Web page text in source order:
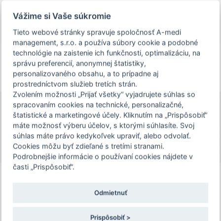
Prezeráte si stránku archivovaného a už
uskutočneného podujatia.
person_off
Toggle
navigation
Podujatie IV. MARTINSKÝ ENDOSKOP je
určené len pre zdravotníckych
pracovníkov. Pre pokračovanie na stránku
podujatia, potvrďte prosím, že ste
zdravotníckym pracovníkom, alebo zvoľte
možnosť "Nepokračovať na stránku
podujatia".
Potvrdzujem a chcem pokračovať
IV. MARTINSKÝ ENDOSKOP
23. – 24. 10. 2025 | Hotel Victoria
Vážime si Vaše súkromie
Tieto webové stránky spravuje spoločnosť A-medi
management, s.r.o. a používa súbory cookie a podobné
technológie na zaistenie ich funkčnosti, optimalizáciu, na
správu preferencií, anonymnej štatistiky,
personalizovaného obsahu, a to prípadne aj
prostredníctvom služieb tretích strán.
Zvolením možnosti „Prijať všetky“ vyjadrujete súhlas so
spracovaním cookies na technické, personalizačné,
štatistické a marketingové účely. Kliknutím na „Prispôsobiť“
máte možnosť výberu účelov, s ktorými súhlasíte. Svoj
súhlas máte právo kedykoľvek upraviť, alebo odvolať.
Cookies môžu byť zdieľané s tretími stranami.
Podrobnejšie informácie o používaní cookies nájdete v
časti „Prispôsobiť“.
Odmietnuť
Prispôsobiť >